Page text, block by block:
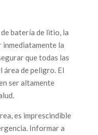
batería de litio, la
inmediatamente la
que todas las
área de peligro. El
ser altamente
es imprescindible
Informar a